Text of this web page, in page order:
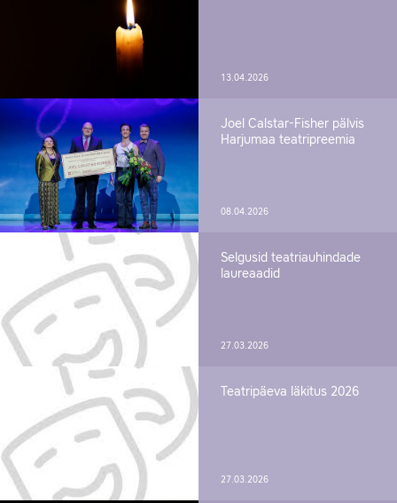
13.04.2026
Joel Calstar-Fisher pälvis
Harjumaa teatripreemia
08.04.2026
Selgusid teatriauhindade
laureaadid
27.03.2026
Teatripäeva läkitus 2026
27.03.2026